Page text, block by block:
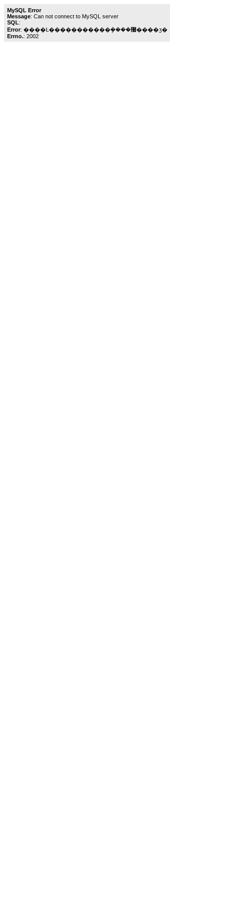
MySQL Error
Message: Can not connect to MySQL server
SQL:
Error
: ����Ŀ�����������ܾ����޷����ӡ�
Errno.: 2002